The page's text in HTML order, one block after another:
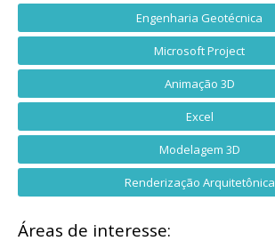
Engenharia Geotécnica
Microsoft Project
Animação 3D
Excel
Modelagem 3D
Renderização Arquitetônica
Áreas de interesse: